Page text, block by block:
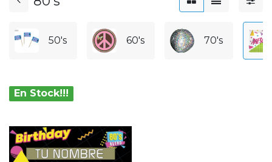
50's 60's 70's
En Stock!!!